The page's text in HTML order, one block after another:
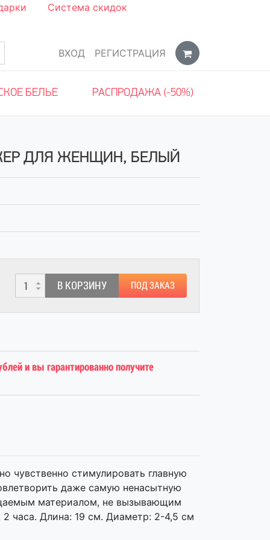
Система скидок
ВХОД РЕГИСТРАЦИЯ
БЕЛЬЕ РАСПРОДАЖА (-50%)
ДЛЯ ЖЕНЩИН, БЕЛЫЙ
В КОРЗИНУ ПОД ЗАКАЗ
и вы гарантированно получите
чувственно стимулировать главную
даже самую ненасытную
материалом, не вызывающим
часа. Длина: 19 см. Диаметр: 2-4,5 см